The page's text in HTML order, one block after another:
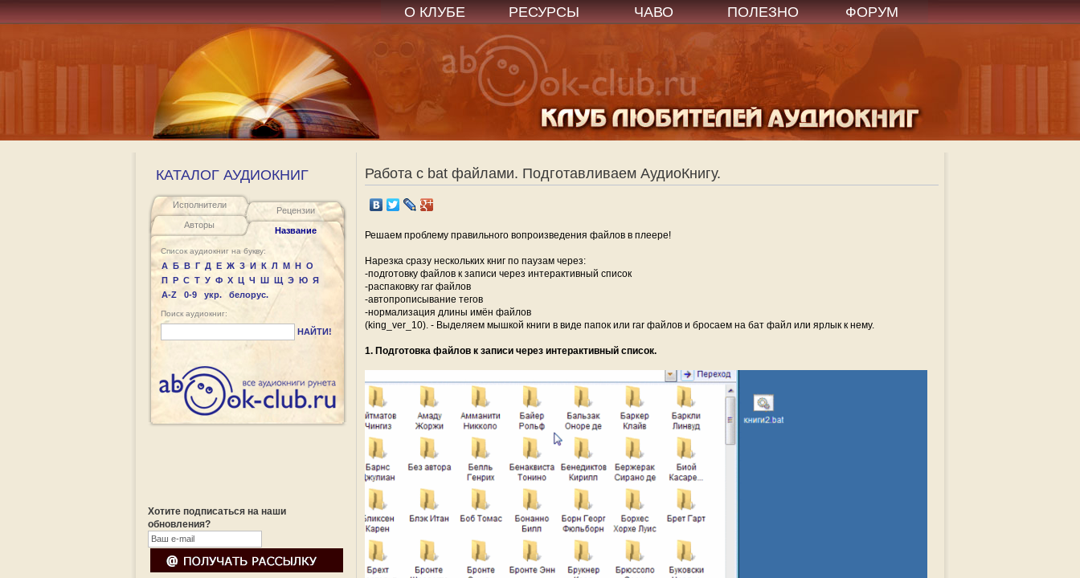
О КЛУБЕ РЕСУРСЫ ЧАВО ПОЛЕЗНО ФОРУМ
КАТАЛОГ АУДИОКНИГ
Исполнители
Авторы
Рецензии
Название
Список аудиокниг на букву:
А Б В Г Д Е Ж З И К Л М Н О
П Р С Т У Ф Х Ц Ч Ш Щ Э Ю Я
A-Z
0-9 укр. белорус.
Поиск аудиокниг:
НАЙТИ!
Хотите подписаться на наши
обновления?
Работа с bat файлами. Подготавливаем АудиоКнигу.
Решаем проблему правильного вопроизведения файлов в плеере!
Нарезка сразу нескольких книг по паузам через:
-подготовку файлов к записи через интерактивный список
-распаковку rar файлов
-автопрописывание тегов
-нормализация длины имён файлов
(king_ver_10). - Выделяем мышкой книги в виде папок или rar файлов и бросаем на бат файл или ярлык к нему.
1. Подготовка файлов к записи через интерактивный список.